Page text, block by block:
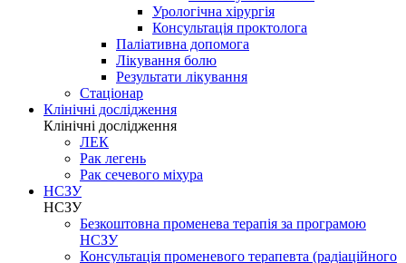
Урологічна хірургія
Консультація проктолога
Паліативна допомога
Лікування болю
Результати лікування
Стаціонар
Клінічні дослідження
Клінічні дослідження
ЛЕК
Рак легень
Рак сечевого міхура
НСЗУ
НСЗУ
Безкоштовна променева терапія за програмою
НСЗУ
Консультація променевого терапевта (радіаційного